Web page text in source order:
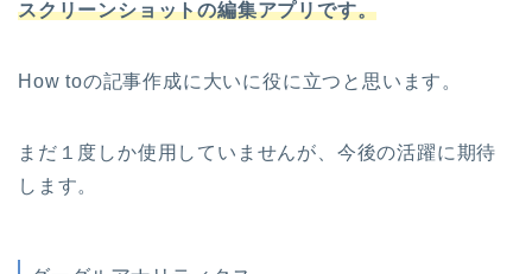
スクリーンショットの編集アプリです。
How toの記事作成に大いに役に立つと思います。
まだ１度しか使用していませんが、今後の活躍に期待
します。